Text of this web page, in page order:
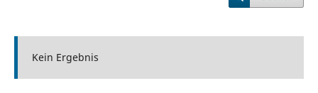
Kein Ergebnis